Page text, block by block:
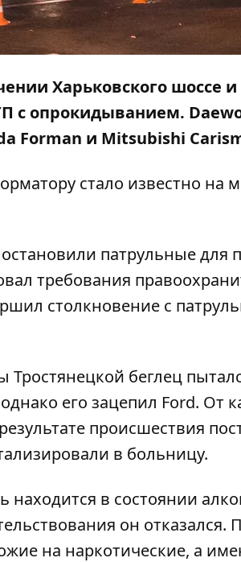
Харьковского шоссе
с опрокидыванием.
Forman и Mitsubishi
стало известно на
патрульные для
требования
столкновение с
беглец
его зацепил Ford. От
происшествия
в больницу.
находится в состоянии
он отказался.
на наркотические, а